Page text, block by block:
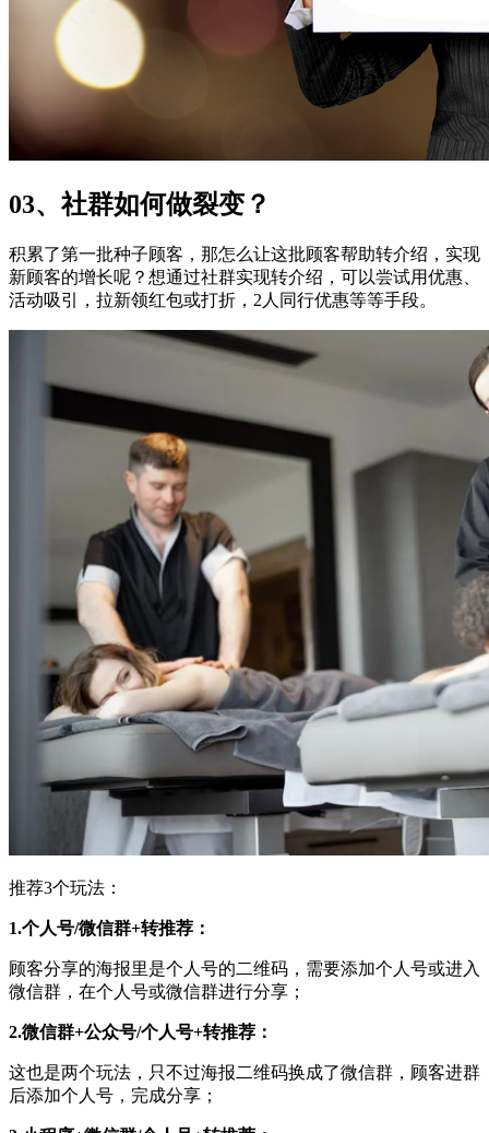
03、社群如何做裂变？
积累了第一批种子顾客，那怎么让这批顾客帮助转介绍，实现
新顾客的增长呢？想通过社群实现转介绍，可以尝试用优惠、
活动吸引，拉新领红包或打折，2人同行优惠等等手段。
推荐3个玩法：
1.个人号/微信群+转推荐：
顾客分享的海报里是个人号的二维码，需要添加个人号或进入
微信群，在个人号或微信群进行分享；
2.微信群+公众号/个人号+转推荐：
这也是两个玩法，只不过海报二维码换成了微信群，顾客进群
后添加个人号，完成分享；